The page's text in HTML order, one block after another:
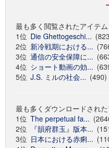
最も多く閲覧されたアイテム
1位 Die Ghettogeschi...
2位 新冷戦期における...
3位 通信の安全保障に...
4位 ショート動画の効...
5位 J.S. ミルの社会... (490)
最も多くダウンロードされ
1位 The perpetual fa...
2位
『韻府群玉』版本...
3位 日本における赤痢...